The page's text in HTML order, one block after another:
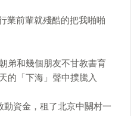
業前輩就殘酷的把我啪啪
弟和幾個朋友不甘教書育
的「下海」聲中撲騰入
動資金，租了北京中關村一